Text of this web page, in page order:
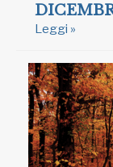
Leggi »